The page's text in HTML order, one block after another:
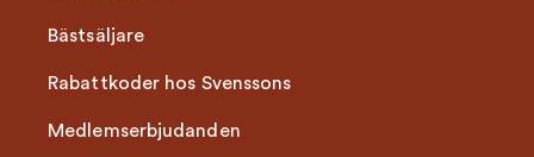
Bästsäljare
Rabattkoder hos Svenssons
Medlemserbjudanden